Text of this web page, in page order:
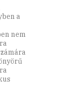
a
nem